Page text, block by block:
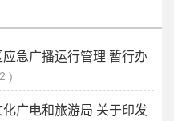
急广播运行管理 暂行办
广电和旅游局 关于印发